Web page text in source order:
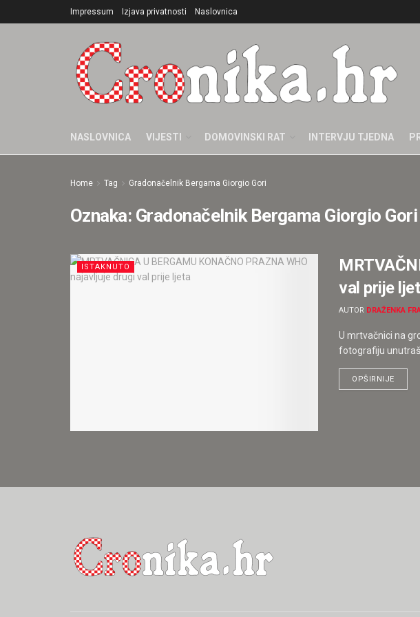
Impressum Izjava privatnosti Naslovnica
NASLOVNICA VIJESTI DOMOVINSKI RAT INTERVJU TJEDNA
Home Tag Gradonačelnik Bergama Giorgio Gori
Oznaka: Gradonačelnik Bergama Giorgio Gori
ISTAKNUTO
val prije
AUTOR DRAŽENKA
U mrtvačnici na
fotografiju
OPŠIRNIJE